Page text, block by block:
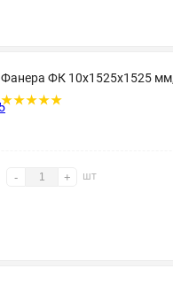
Фанера ФК 10х1525х1525 мм,
- + шт